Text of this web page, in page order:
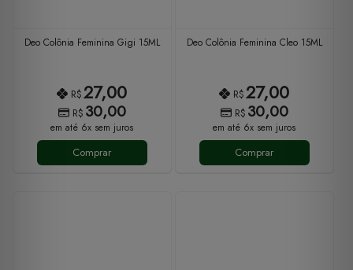
Deo Colônia Feminina Gigi 15ML
R$27,00
R$ 30,00
em até 6x sem juros
Comprar
Deo Colônia Feminina Cleo 15ML
R$27,00
R$ 30,00
em até 6x sem juros
Comprar